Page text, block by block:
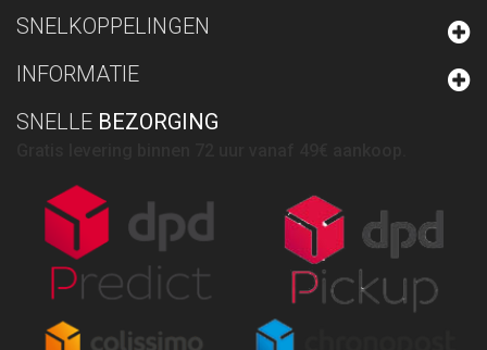
SNELKOPPELINGEN
INFORMATIE
SNELLE BEZORGING